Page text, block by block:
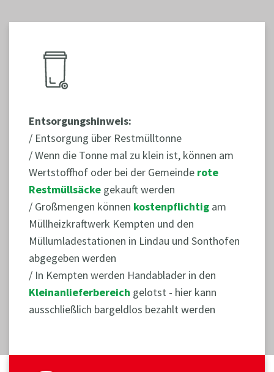
Entsorgungshinweis:
/ Entsorgung über Restmülltonne
/ Wenn die Tonne mal zu klein ist, können am
Wertstoffhof oder bei der Gemeinde rote
Restmüllsäcke gekauft werden
/ Großmengen können kostenpflichtig am
Müllheizkraftwerk Kempten und den
Müllumladestationen in Lindau und Sonthofen
abgegeben werden
/ In Kempten werden Handablader in den
Kleinanlieferbereich gelotst - hier kann
ausschließlich bargeldlos bezahlt werden